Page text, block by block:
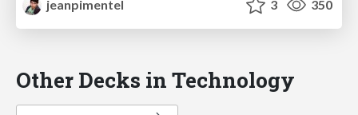
jeanpimentel
3 350
Other Decks in Technology